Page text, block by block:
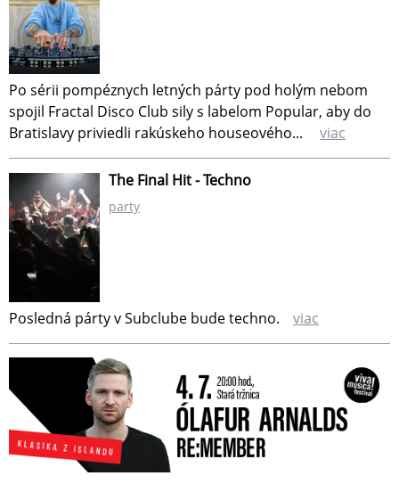
Po sérii pompéznych letných párty pod holým nebom
spojil Fractal Disco Club sily s labelom Popular, aby do
Bratislavy priviedli rakúskeho houseového...
viac
The Final Hit - Techno
party
Posledná párty v Subclube bude techno. viac